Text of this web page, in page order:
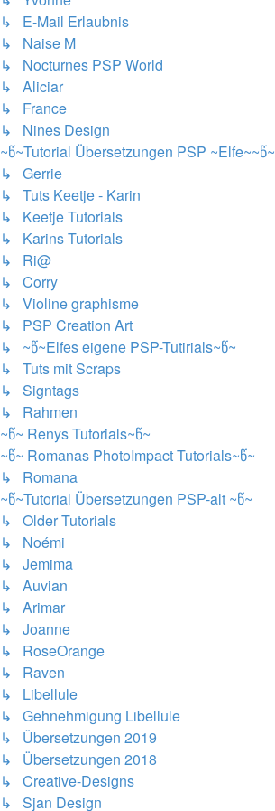
↳ E-Mail Erlaubnis
↳ Naise M
↳ Nocturnes PSP World
↳ Aliciar
↳ France
↳ Nines Design
~წ~Tutorial Übersetzungen PSP ~Elfe~~წ~
↳ Gerrie
↳ Tuts Keetje - Karin
↳ Keetje Tutorials
↳ Karins Tutorials
↳ Ri@
↳ Corry
↳ Violine graphisme
↳ PSP Creation Art
↳ ~წ~Elfes eigene PSP-Tutirials~წ~
↳ Tuts mit Scraps
↳ Signtags
↳ Rahmen
~წ~ Renys Tutorials~წ~
~წ~ Romanas PhotoImpact Tutorials~წ~
↳ Romana
~წ~Tutorial Übersetzungen PSP-alt ~წ~
↳ Older Tutorials
↳ Noémi
↳ Jemima
↳ Auvian
↳ Arimar
↳ Joanne
↳ RoseOrange
↳ Raven
↳ Libellule
↳ Gehnehmigung Libellule
↳ Übersetzungen 2019
↳ Übersetzungen 2018
↳ Creative-Designs
↳ Sjan Design